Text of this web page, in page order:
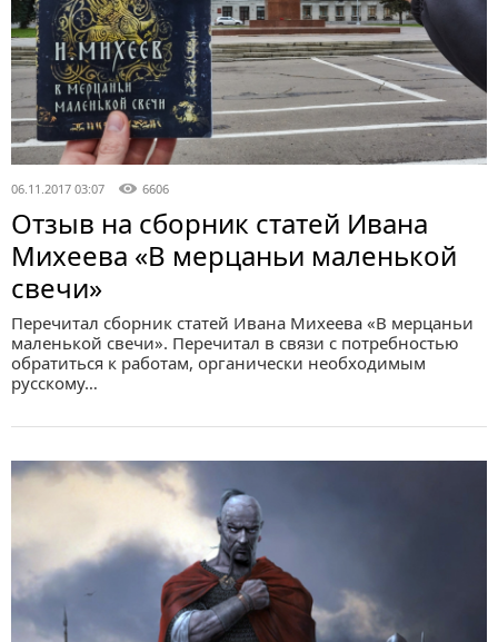
06.11.2017 03:07 6606
Отзыв на сборник статей Ивана
Михеева «В мерцаньи маленькой
свечи»
Перечитал сборник статей Ивана Михеева «В мерцаньи
маленькой свечи». Перечитал в связи с потребностью
обратиться к работам, органически необходимым
русскому…